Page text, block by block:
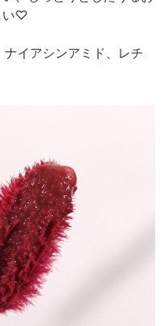
い♡
イアシンアミド、レチ